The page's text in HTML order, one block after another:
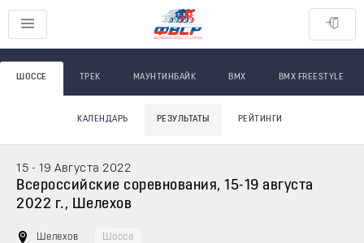
ШОССЕ ТРЕК МАУНТИНБАЙК BMX BMX FREESTYLE
КАЛЕНДАРЬ РЕЗУЛЬТАТЫ РЕЙТИНГИ
15 - 19 Августа 2022
Всероссийские соревнования, 15-19 августа
2022 г., Шелехов
Шелехов Шоссе